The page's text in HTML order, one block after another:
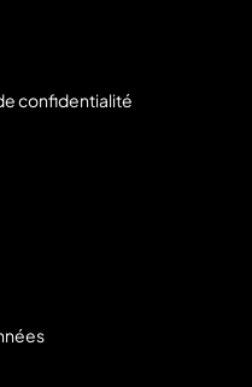
confidentialité